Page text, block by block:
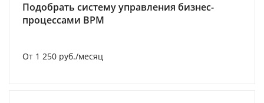
Подобрать систему управления бизнес-
процессами BPM
От 1 250 руб./месяц